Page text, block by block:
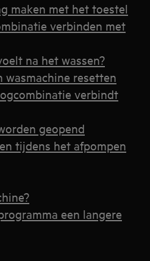
maken met het toestel
verbinden met
na het wassen?
resetten
verbindt
geopend
tijdens het afpompen
een langere